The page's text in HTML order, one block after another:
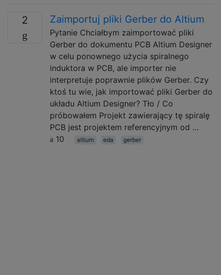
2 Zaimportuj pliki Gerber do Altium
Pytanie Chciałbym zaimportować pliki
Gerber do dokumentu PCB Altium Designer
w celu ponownego użycia spiralnego
induktora w PCB, ale importer nie
interpretuje poprawnie plików Gerber. Czy
ktoś tu wie, jak importować pliki Gerber do
układu Altium Designer? Tło / Co
próbowałem Projekt zawierający tę spiralę
PCB jest projektem referencyjnym od …
10
altium eda gerber